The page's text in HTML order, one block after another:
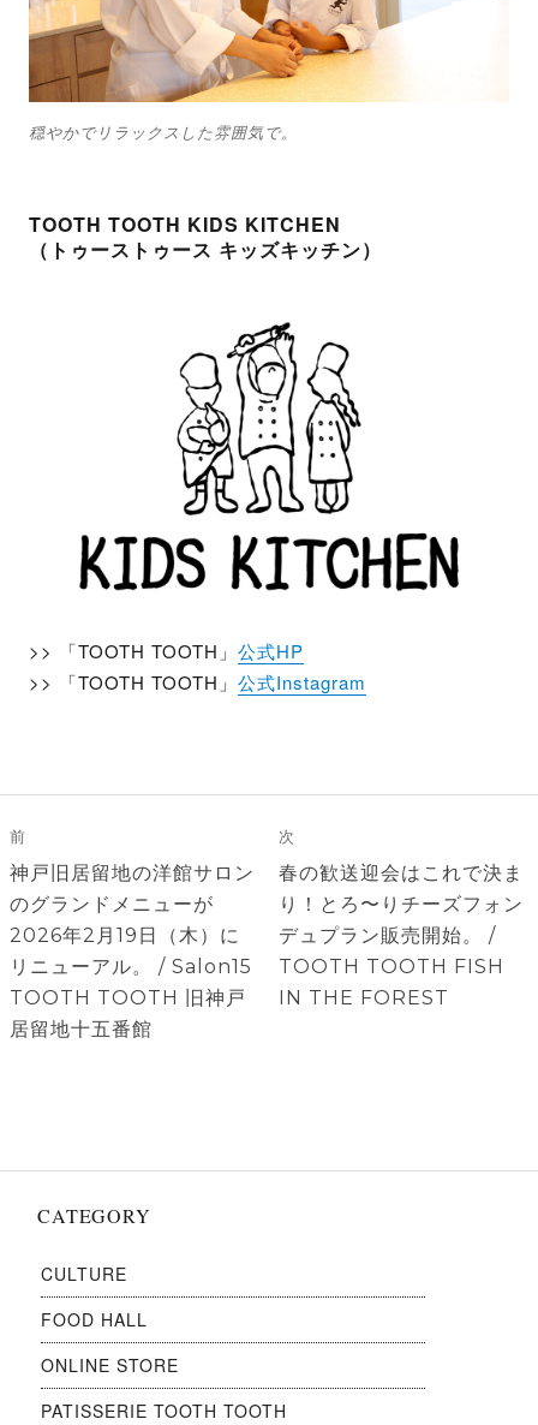
穏やかでリラックスした雰囲気で。
TOOTH TOOTH KIDS KITCHEN
（トゥーストゥース キッズキッチン）
>> 「TOOTH TOOTH」 公式HP
>> 「TOOTH TOOTH」 公式Instagram
稿
ナ
ビ
ゲ
ー
シ
ョ
前
前
の
投
稿:
神戸旧居留地の洋館サロン
のグランドメニューが
2026年2月19日（木）に
リニューアル。 / Salon15
TOOTH TOOTH 旧神戸
居留地十五番館
次
次
の
投
稿:
春の歓送迎会はこれで決ま
り！とろ〜りチーズフォン
デュプラン販売開始。 /
TOOTH TOOTH FISH
IN THE FOREST
CATEGORY
CULTURE
FOOD HALL
ONLINE STORE
PATISSERIE TOOTH TOOTH